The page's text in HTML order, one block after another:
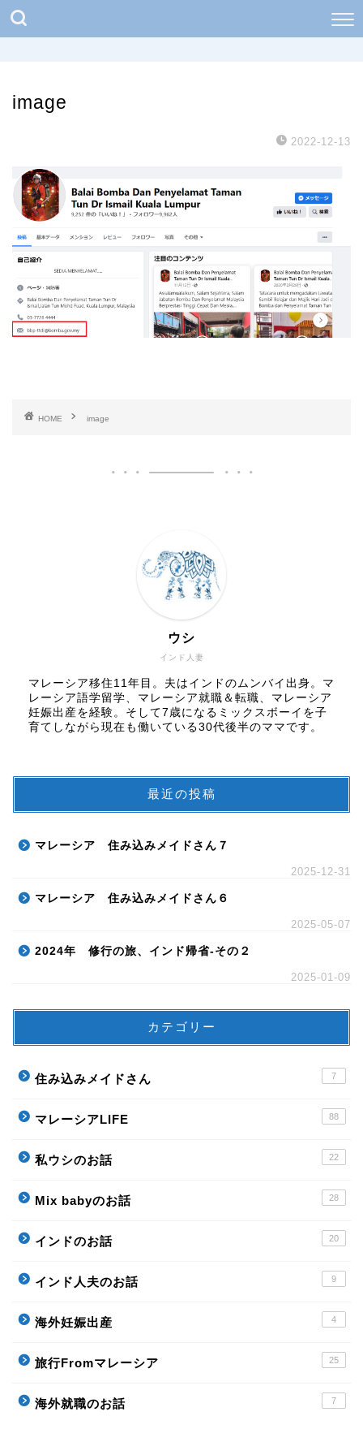
image
2022-12-13
HOME image
インド人妻
ウシ
マレーシア移住11年目。夫はインドのムンバイ出身。マ
レーシア語学留学、マレーシア就職＆転職、マレーシア
妊娠出産を経験。そして7歳になるミックスボーイを子
育てしながら現在も働いている30代後半のママです。
最近の投稿
マレーシア 住み込みメイドさん７
2025-12-31
マレーシア 住み込みメイドさん６
2025-05-07
2024年 修行の旅、インド帰省-その２
2025-01-09
カテゴリー
住み込みメイドさん 7
マレーシアLIFE 88
私ウシのお話 22
Mix babyのお話 28
インドのお話 20
インド人夫のお話 9
海外妊娠出産 4
旅行Fromマレーシア 25
海外就職のお話 7